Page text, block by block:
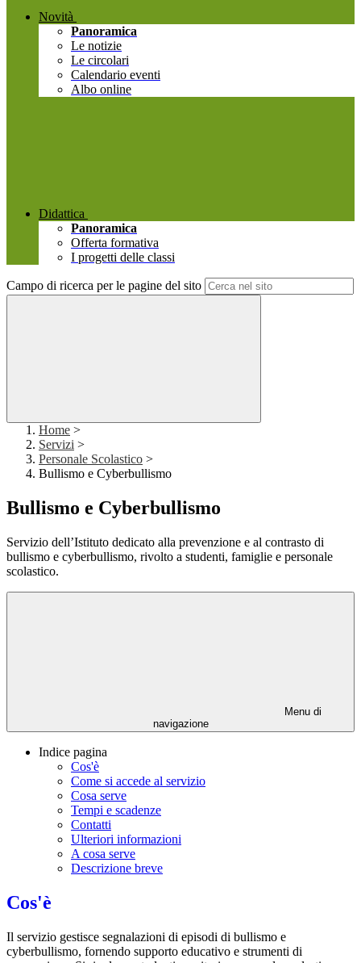
Novità
Panoramica
Le notizie
Le circolari
Calendario eventi
Albo online
Didattica
Panoramica
Offerta formativa
I progetti delle classi
Campo di ricerca per le pagine del sito
Home >
Servizi >
Personale Scolastico >
Bullismo e Cyberbullismo
Bullismo e Cyberbullismo
Servizio dell’Istituto dedicato alla prevenzione e al contrasto di
bullismo e cyberbullismo, rivolto a studenti, famiglie e personale
scolastico.
Menu di
navigazione
Indice pagina
Cos'è
Come si accede al servizio
Cosa serve
Tempi e scadenze
Contatti
Ulteriori informazioni
A cosa serve
Descrizione breve
Cos'è
Il servizio gestisce segnalazioni di episodi di bullismo e
cyberbullismo, fornendo supporto educativo e strumenti di